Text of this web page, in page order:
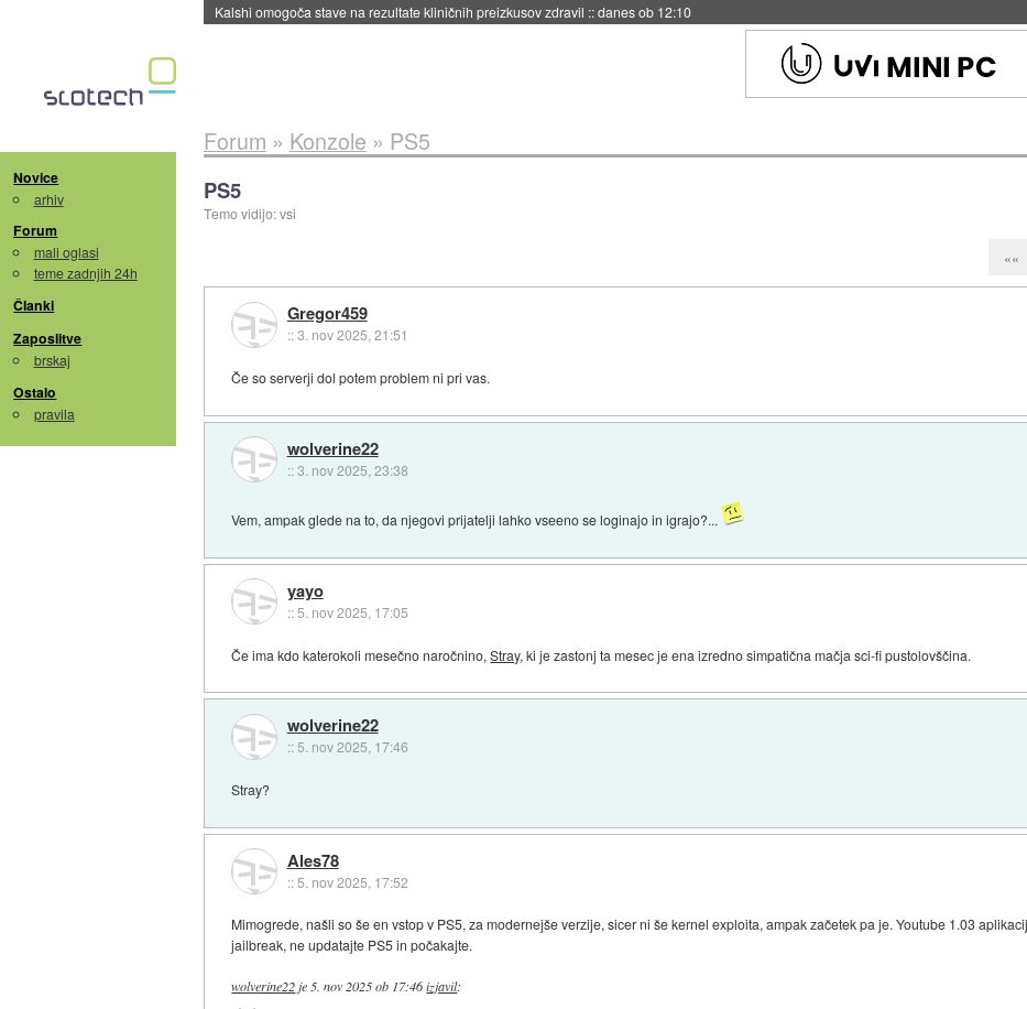
Sandisk že prodal več kot polovico SSD-jev za naslednji dve leti::danes ob 11:37
Novice
arhiv
Forum
mali oglasi
teme zadnjih 24h
Članki
Zaposlitve
brskaj
Ostalo
pravila
Forum » Konzole » PS5
PS5
Temo vidijo: vsi
««
Gregor459
::3. nov 2025, 21:51
Če so serverji dol potem problem ni pri vas.
wolverine22
::3. nov 2025, 23:38
Vem, ampak glede na to, da njegovi prijatelji lahko vseeno se loginajo in igrajo?...
yayo
::5. nov 2025, 17:05
Če ima kdo katerokoli mesečno naročnino,Stray, ki je zastonj ta mesec je ena izredno simpatična mačja sci-fi pustolovščina.
wolverine22
:: 5. nov 2025, 17:46
Stray?
Ales78
::5. nov 2025, 17:52
Mimogrede, našli so še en vstop v PS5, za modernejše verzije, sicer ni še kernel exploita, ampak začetek pa je. Youtube 1.03
jailbreak, ne updatajte PS5 in počakajte.
wolverine22je5. nov 2025 ob 17:46 izjavil: